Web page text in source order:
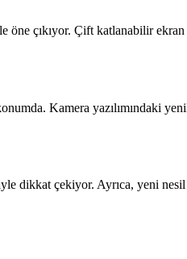
çıkıyor. Çift katlanabilir
Kamera yazılımındaki
dikkat çekiyor. Ayrıca, yeni